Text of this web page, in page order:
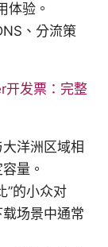
体验。
、分流策
开发票：完整
洋洲区域相
量。
”的小众对
场景中通常